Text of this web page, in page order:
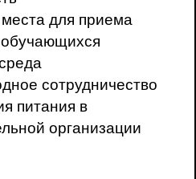
для приема
сотрудничество
питания в
организации